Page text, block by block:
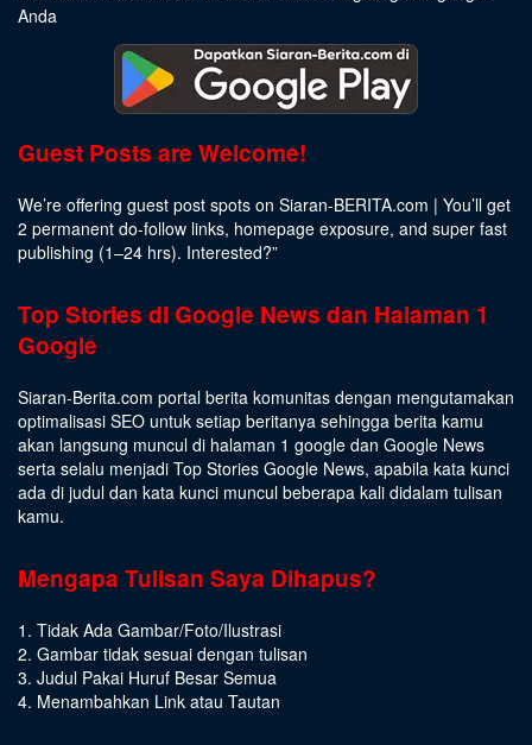
Anda
Guest Posts are Welcome!
We’re offering guest post spots on Siaran-BERITA.com | You’ll get
2 permanent do-follow links, homepage exposure, and super fast
publishing (1–24 hrs). Interested?”
Top Stories di Google News dan Halaman 1
Google
Siaran-Berita.com portal berita komunitas dengan mengutamakan
optimalisasi SEO untuk setiap beritanya sehingga berita kamu
akan langsung muncul di halaman 1 google dan Google News
serta selalu menjadi Top Stories Google News, apabila kata kunci
ada di judul dan kata kunci muncul beberapa kali didalam tulisan
kamu.
Mengapa Tulisan Saya Dihapus?
1. Tidak Ada Gambar/Foto/Ilustrasi
2. Gambar tidak sesuai dengan tulisan
3. Judul Pakai Huruf Besar Semua
4. Menambahkan Link atau Tautan